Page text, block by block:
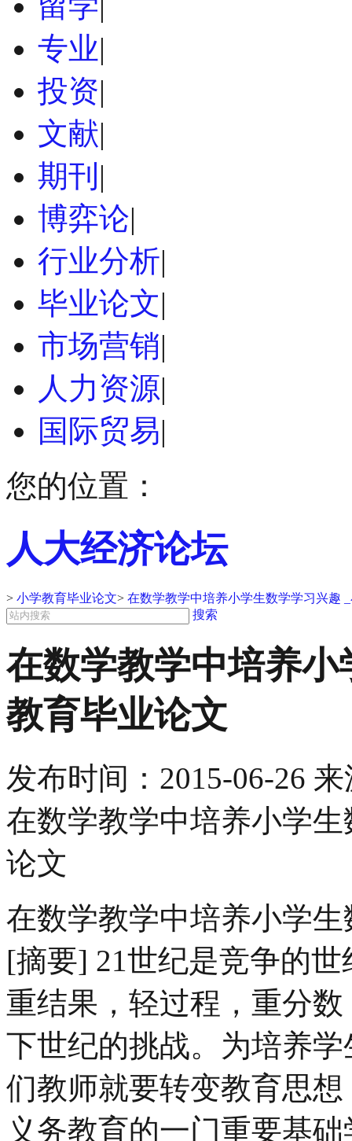
专业|
投资|
文献|
期刊 |
博弈论|
行业分析|
毕业论文|
市场营销|
人力资源|
国际贸易|
您的位置：
人大经济论坛
> 小学教育毕业论文> 在数学教学中培养小学生数学学习兴趣
搜索
在数学教学中培养
教育毕业论文
发布时间： 2015-06-26 来
在数学教学中培养小学
论文
在数学教学中培养小学
[摘要] 21世纪是竞争的
重结果，轻过程，重分
下世纪的挑战。为培养
们教师就要转变教育思
义务教育的一门重要基